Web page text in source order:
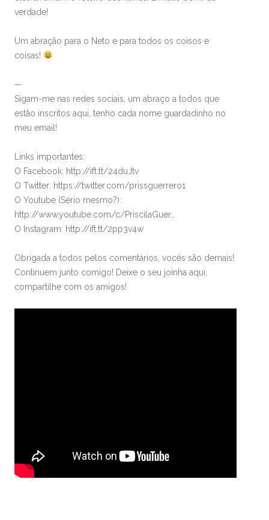
verdade!
Um abração para o Neto e para todos os coisos e
coisas!
—
Sigam-me nas redes sociais, um abraço a todos que
estão inscritos aqui, tenho cada nome guardadinho no
meu email!
Links importantes:
O Facebook: http://ift.tt/24duJtv
O Twitter: https://twitter.com/prissguerrero1
O Youtube (Sério mesmo?):
http://www.youtube.com/c/PriscilaGuer…
O Instagram: http://ift.tt/2pp3v4w
Obrigada a todos pelos comentários, vocês são demais!
Continuem junto comigo! Deixe o seu joinha aqui,
compartilhe com os amigos!